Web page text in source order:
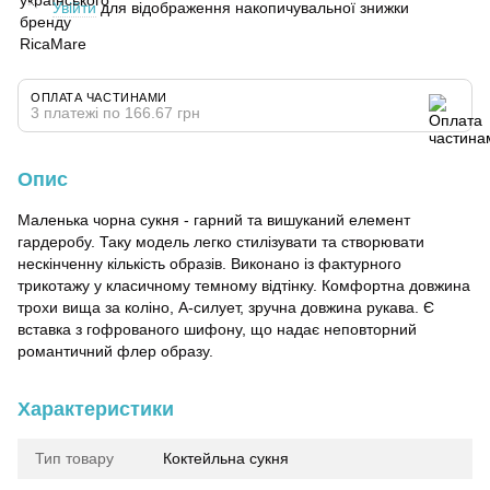
% Увійтидля відображення накопичувальної знижки
ОПЛАТА ЧАСТИНАМИ
3 платежі по 166.67 грн
Опис
Маленька чорна сукня - гарний та вишуканий елемент
гардеробу. Таку модель легко стилізувати та створювати
нескінченну кількість образів. Виконано із фактурного
трикотажу у класичному темному відтінку. Комфортна довжина
трохи вища за коліно, А-силует, зручна довжина рукава. Є
вставка з гофрованого шифону, що надає неповторний
романтичний флер образу.
Характеристики
Тип товару Коктейльна сукня